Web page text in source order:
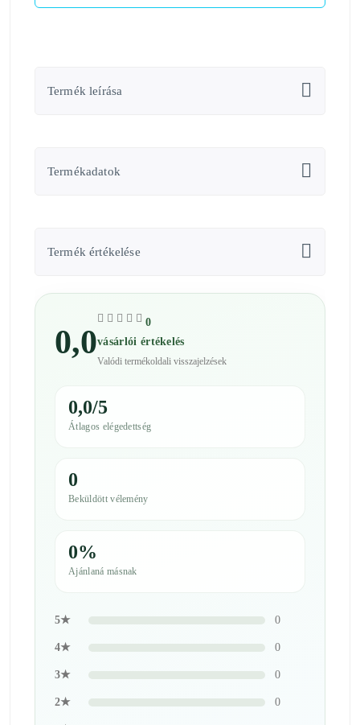
Termék leírása
Termékadatok
Termék értékelése
0,0
0
vásárlói értékelés
Valódi termékoldali visszajelzések
0,0/5
Átlagos elégedettség
0
Beküldött vélemény
0%
Ajánlaná másnak
5★ 0
4★ 0
3★ 0
2★ 0